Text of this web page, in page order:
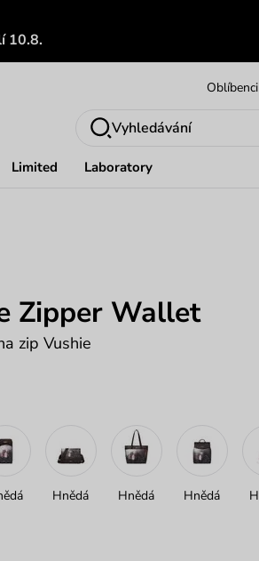
10.8.
Limited Laboratory
Vyhledávání
Zipper Wallet
zip Vushie
Hnědá Hnědá Hnědá